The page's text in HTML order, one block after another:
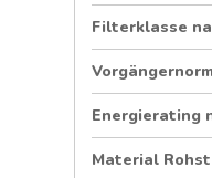
Filterklasse
Energierating
Material